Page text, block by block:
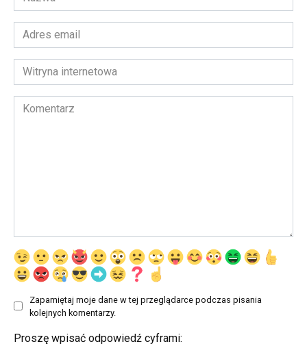
*
Adres
email
*Witryna
internetowa
Komentarz
Zapamiętaj moje dane w tej przeglądarce podczas pisania
kolejnych komentarzy.
Proszę wpisać odpowiedź cyframi: